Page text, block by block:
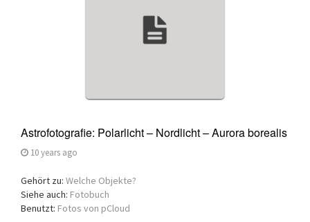
Astrofotografie: Polarlicht – Nordlicht – Aurora borealis
10 years ago
Gehört zu: Welche Objekte?
Siehe auch: Fotobuch
Benutzt: Fotos von pCloud